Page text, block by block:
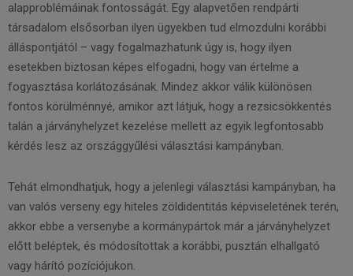
alapproblémáinak fontosságát. Egy alapvetően rendpárti
társadalom elsősorban ilyen ügyekben tud elmozdulni korábbi
álláspontjától – vagy fogalmazhatunk úgy is, hogy ilyen
esetekben biztosan képes elfogadni, hogy van értelme a
fogyasztása korlátozásának. Mindez akkor válik különösen
fontos körülménnyé, amikor azt látjuk, hogy a rezsicsökkentés
talán a járványhelyzet kezelése mellett az egyik legfontosabb
kérdés lesz az országgyűlési választási kampányban.
Tehát elmondhatjuk, hogy a jelenlegi választási kampányban, ha
van valós verseny egy hiteles zöldidentitás képviseletének terén,
akkor ebbe a versenybe a kormánypártok már a járványhelyzet
előtt beléptek, és módosítottak a korábbi, pusztán elhallgató
vagy hárító pozíciójukon.